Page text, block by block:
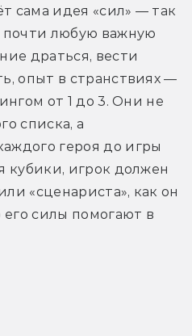
сама идея «сил» — так
почти любую важную
драться, вести
опыт в странствиях —
от 1 до 3. Они не
списка, а
героя до игры
кубики, игрок должен
«сценариста», как он
его силы помогают в